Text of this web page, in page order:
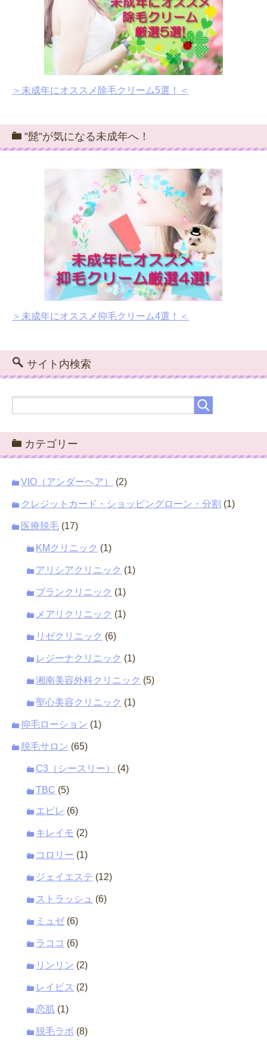
＞未成年にオススメ除毛クリーム5選！＜
”髭”が気になる未成年へ！
＞未成年にオススメ抑毛クリーム4選！＜
サイト内検索
カテゴリー
VIO（アンダーヘア） (2)
クレジットカード・ショッピングローン・分割 (1)
医療脱毛 (17)
KMクリニック (1)
アリシアクリニック (1)
ブランクリニック (1)
メアリクリニック (1)
リゼクリニック (6)
レジーナクリニック (1)
湘南美容外科クリニック (5)
聖心美容クリニック (1)
抑毛ローション (1)
脱毛サロン (65)
C3（シースリー） (4)
TBC (5)
エピレ (6)
キレイモ (2)
コロリー (1)
ジェイエステ (12)
ストラッシュ (6)
ミュゼ (6)
ラココ (6)
リンリン (2)
レイビス (2)
恋肌 (1)
脱毛ラボ (8)